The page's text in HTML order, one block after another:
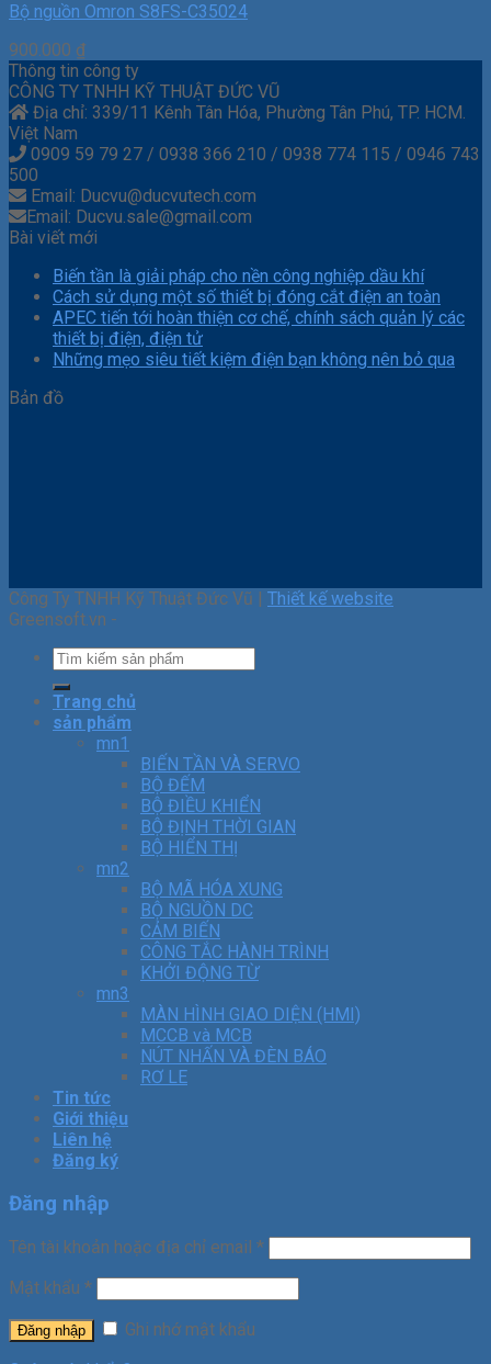
Bộ nguồn Omron S8FS-C35024
900.000 ₫
Thông tin công ty
CÔNG TY TNHH KỸ THUẬT ĐỨC VŨ
Địa chỉ: 339/11 Kênh Tân Hóa, Phường Tân Phú, TP. HCM.
Việt Nam
0909 59 79 27 / 0938 366 210 / 0938 774 115 / 0946 743
500
Email: Ducvu@ducvutech.com
Email: Ducvu.sale@gmail.com
Bài viết mới
Biến tần là giải pháp cho nền công nghiệp dầu khí
Cách sử dụng một số thiết bị đóng cắt điện an toàn
APEC tiến tới hoàn thiện cơ chế, chính sách quản lý các
thiết bị điện, điện tử
Những mẹo siêu tiết kiệm điện bạn không nên bỏ qua
Bản đồ
Công Ty TNHH Kỹ Thuật Đức Vũ | Thiết kế website
Greensoft.vn -
Trang chủ
sản phẩm
mn1
BIẾN TẦN VÀ SERVO
BỘ ĐẾM
BỘ ĐIỀU KHIỂN
BỘ ĐỊNH THỜI GIAN
BỘ HIỂN THỊ
mn2
BỘ MÃ HÓA XUNG
BỘ NGUỒN DC
CẢM BIẾN
CÔNG TẮC HÀNH TRÌNH
KHỞI ĐỘNG TỪ
mn3
MÀN HÌNH GIAO DIỆN (HMI)
MCCB và MCB
NÚT NHẤN VÀ ĐÈN BÁO
RƠ LE
Tin tức
Giới thiệu
Liên hệ
Đăng ký
Đăng nhập
Tên tài khoản hoặc địa chỉ email *
Mật khẩu *
Đăng nhập
Ghi nhớ mật khẩu